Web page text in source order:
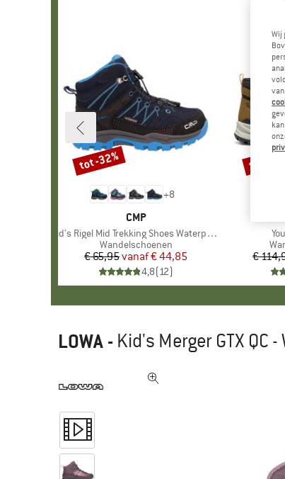
+8
MERK
CMP
Artikel
Kid's Rigel Mid Trekking Shoes Waterproof
Productgroep
Wandelschoenen
Prijs
€ 65,95 Verlaagde prijs
vanaf€ 44,85
4,8(12)
Korting
tot -32%
€
Korting
tot -35%
LOWA - Kid's Merger GTX QC
Wij